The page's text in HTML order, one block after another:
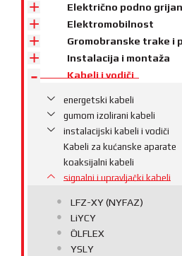
Električno podno
Elektromobilnost
Gromobranske trake i
Instalacija i montaža
Kabeli i vodiči
energetski kabeli
gumom izolirani kabeli
instalacijski kabeli i vodiči
Kabeli za kućanske aparate
koaksijalni kabeli
signalni i upravljački kabeli
LFZ-XY (NYFAZ)
LiYCY
ÖLFLEX
YSLY